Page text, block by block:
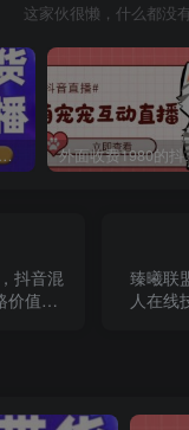
这家伙很懒，什么都没
播运营课程，主播运营二合一实操课 外面收费1980的抖
抖音混
价值
臻曦联
人在线